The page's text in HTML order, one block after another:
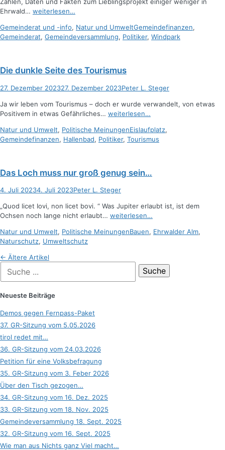
Ehrwald… weiterlesen…
Kategorien
Gemeinderat und -info, Natur und UmweltSchlagworte
Gemeindefinanzen,
Gemeinderat, Gemeindeversammlung, Politiker, Windpark
Die dunkle Seite des Tourismus
Posted
27. Dezember 202327. Dezember 2023Autor
Peter L. Steger
Ja wir leben vom Tourismus – doch er wurde verwandelt, von etwas
Positivem in etwas Gefährliches… weiterlesen…
Kategorien
Natur und Umwelt, Politische MeinungenSchlagworte
Eislaufplatz,
Gemeindefinanzen, Hallenbad, Politiker, Tourismus
Das Loch muss nur groß genug sein…
Posted
4. Juli 20234. Juli 2023Autor
Peter L. Steger
„Quod licet Iovi, non licet bovi. “ Was Jupiter erlaubt ist, ist dem
Ochsen noch lange nicht erlaubt… weiterlesen…
Kategorien
Natur und Umwelt, Politische MeinungenSchlagworte
Bauen, Ehrwalder Alm,
Naturschutz, Umweltschutz
Beitragsnavigation
← Ältere Artikel
nach:
Neueste Beiträge
Demos gegen Fernpass-Paket
37. GR-Sitzung vom 5.05.2026
tirol redet mit…
36. GR-Sitzung vom 24.03.2026
Petition für eine Volksbefragung
35. GR-Sitzung vom 3. Feber 2026
Über den Tisch gezogen…
34. GR-Sitzung vom 16. Dez. 2025
33. GR-Sitzung vom 18. Nov. 2025
Gemeindeversammlung 18. Sept. 2025
32. GR-Sitzung vom 16. Sept. 2025
Wie man aus Nichts ganz Viel macht…